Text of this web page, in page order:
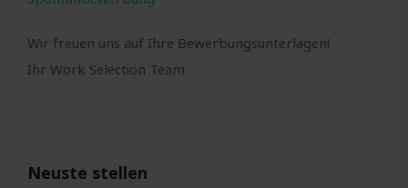
Wir freuen uns auf Ihre Bewerbungsunterlagen!
Ihr Work Selection Team
Neuste stellen